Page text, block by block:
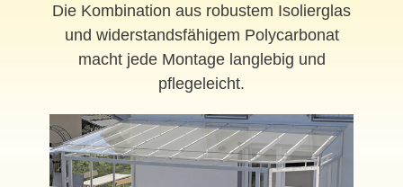
Die Kombination aus robustem Isolierglas
und widerstandsfähigem Polycarbonat
macht jede Montage langlebig und
pflegeleicht.